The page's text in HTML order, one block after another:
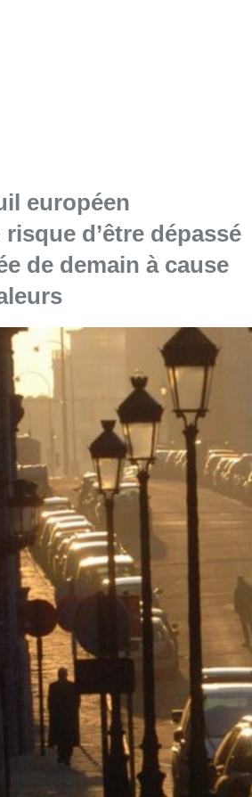
européen
d’être dépassé
de demain à cause